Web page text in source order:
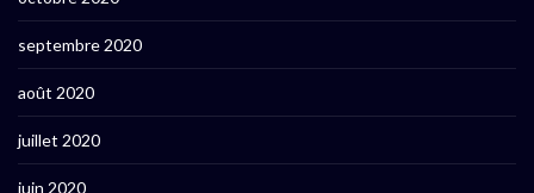
septembre 2020
août 2020
juillet 2020
juin 2020